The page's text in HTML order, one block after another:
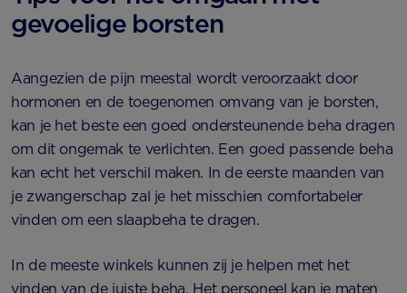
gevoelige borsten
Aangezien de pijn meestal wordt veroorzaakt door
hormonen en de toegenomen omvang van je borsten,
kan je het beste een goed ondersteunende beha dragen
om dit ongemak te verlichten. Een goed passende beha
kan echt het verschil maken. In de eerste maanden van
je zwangerschap zal je het misschien comfortabeler
vinden om een slaapbeha te dragen.
In de meeste winkels kunnen zij je helpen met het
vinden van de juiste beha. Het personeel kan je maten